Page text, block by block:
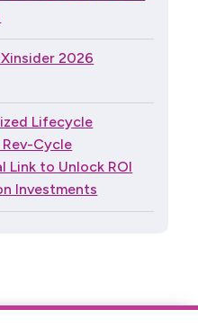
2026
Lifecycle
Cycle
Link to Unlock ROI
Investments